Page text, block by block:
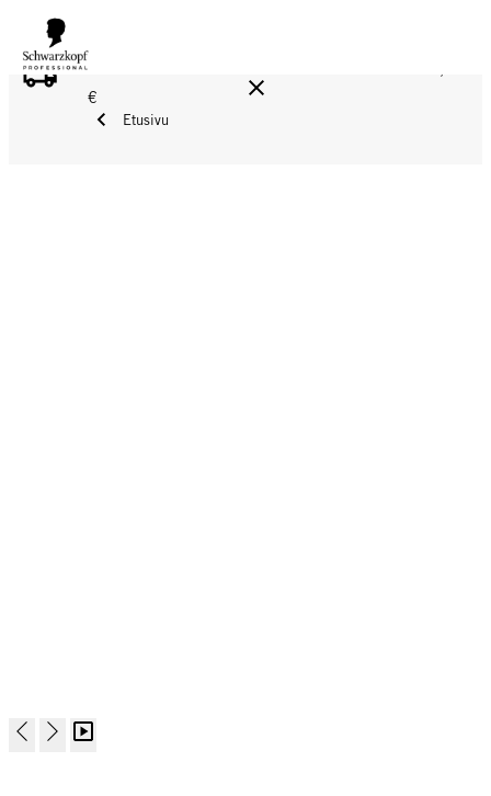
ILMAINEN TOIMITUS YLI 160 € TILAUKSIIN!
€
Etusivu